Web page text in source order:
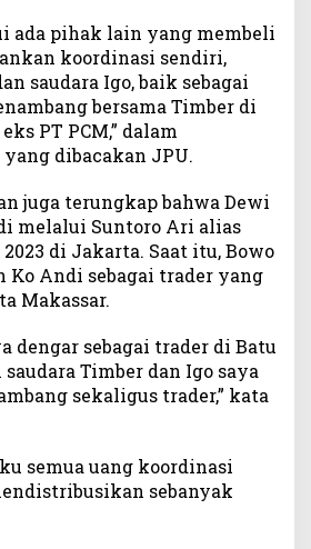
m
b
a
l
i
i
e
b
u
t
ada pihak lain yang membeli
koordinasi sendiri,
saudara Igo, baik sebagai
bersama Timber di
PT PCM,” dalam
dibacakan JPU.
juga terungkap bahwa Dewi
melalui Suntoro Ari alias
di Jakarta. Saat itu, Bowo
Ko Andi sebagai trader yang
Makassar.
dengar sebagai trader di Batu
Timber dan Igo saya
sekaligus trader,” kata
semua uang koordinasi
sebanyak